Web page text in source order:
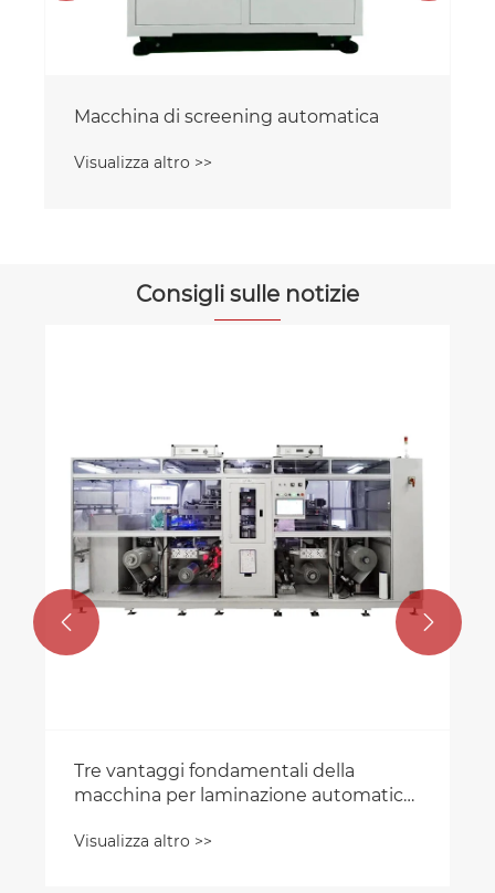
Macchina di screening automatica
Visualizza altro >>
Consigli sulle notizie
Tre vantaggi fondamentali della
macchina per laminazione automatica
termica dei semiconduttori
Visualizza altro >>
 